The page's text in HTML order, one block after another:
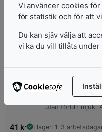
33kr I lager: 1-3
Foam Clay®
1 Burk, 35 G,
Modellera
Mjuk och smidig
utan förblir mjuk.
41 kr I lager: 1-3
Vi använder cookies
för statistik och för att
Du kan sjäv välja att
vilka du vill tillåta under